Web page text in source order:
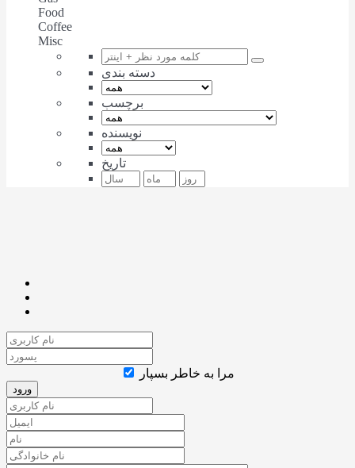
Food
Coffee
Misc
دسته بندی
برچسب
نویسنده
تاریخ
مرا به خاطر بسپار